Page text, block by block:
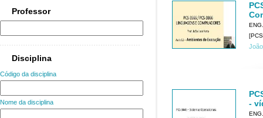
Professor
Disciplina
Código da disciplina
Nome da disciplina
-